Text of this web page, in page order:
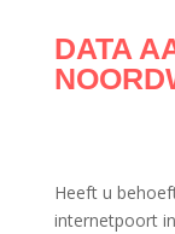
DATA
Heeft u
internetpoort